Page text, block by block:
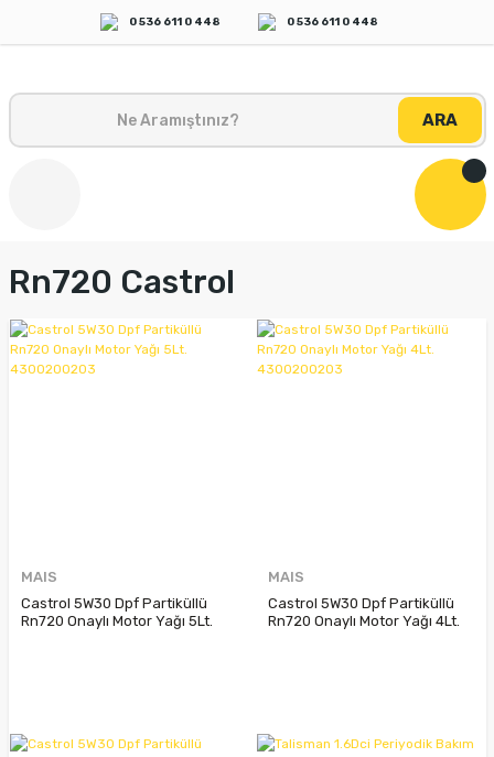
0 536 611 0 448 0 536 611 0 448
ARA
Rn720 Castrol
MAIS
Castrol 5W30 Dpf Partiküllü
Rn720 Onaylı Motor Yağı 5Lt.
MAIS
Castrol 5W30 Dpf Partiküllü
Rn720 Onaylı Motor Yağı 4Lt.